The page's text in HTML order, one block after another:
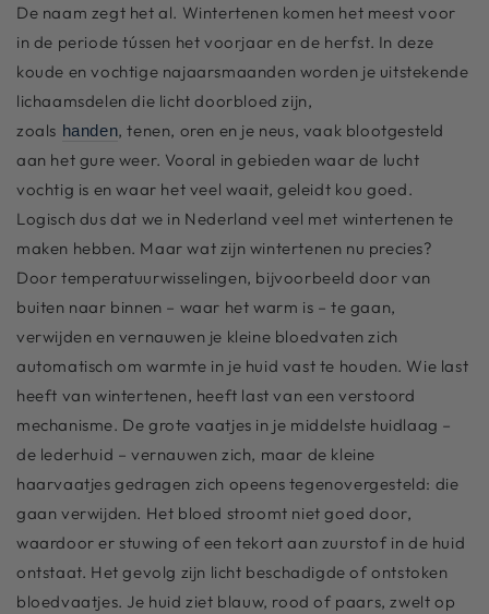
De naam zegt het al. Wintertenen komen het meest voor
in de periode tússen het voorjaar en de herfst. In deze
koude en vochtige najaarsmaanden worden je uitstekende
lichaamsdelen die licht doorbloed zijn,
zoals handen, tenen, oren en je neus, vaak blootgesteld
aan het gure weer. Vooral in gebieden waar de lucht
vochtig is en waar het veel waait, geleidt kou goed.
Logisch dus dat we in Nederland veel met wintertenen te
maken hebben. Maar wat zijn wintertenen nu precies?
Door temperatuurwisselingen, bijvoorbeeld door van
buiten naar binnen – waar het warm is – te gaan,
verwijden en vernauwen je kleine bloedvaten zich
automatisch om warmte in je huid vast te houden. Wie last
heeft van wintertenen, heeft last van een verstoord
mechanisme. De grote vaatjes in je middelste huidlaag –
de lederhuid – vernauwen zich, maar de kleine
haarvaatjes gedragen zich opeens tegenovergesteld: die
gaan verwijden. Het bloed stroomt niet goed door,
waardoor er stuwing of een tekort aan zuurstof in de huid
ontstaat. Het gevolg zijn licht beschadigde of ontstoken
bloedvaatjes. Je huid ziet blauw, rood of paars, zwelt op